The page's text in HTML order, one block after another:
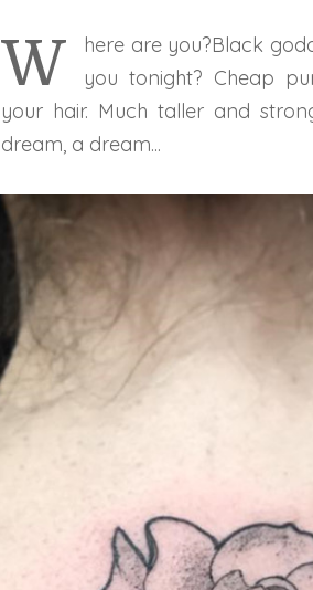
Where are you?Black goddess in a shabby raincoat. Where are
you tonight? Cheap
your hair. Much taller and
dream, a dream...